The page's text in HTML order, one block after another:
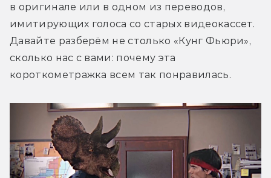
в оригинале или в одном из переводов,
имитирующих голоса со старых видеокассет.
Давайте разберём не столько «Кунг Фьюри»,
сколько нас с вами: почему эта
короткометражка всем так понравилась.